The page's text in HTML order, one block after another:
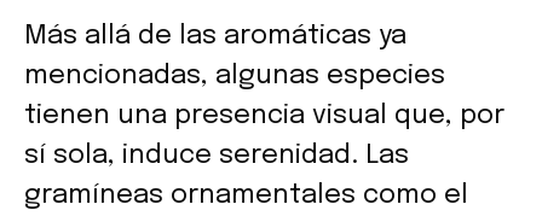
Más allá de las aromáticas ya
mencionadas, algunas especies
tienen una presencia visual que, por
sí sola, induce serenidad. Las
gramíneas ornamentales como el